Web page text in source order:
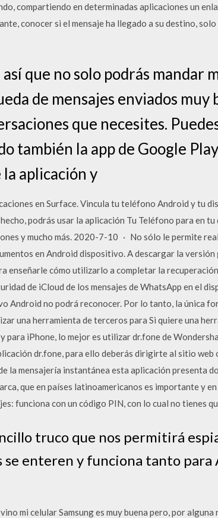
compartiendo en determinadas aplicaciones un
conocer si el mensaje ha llegado a su destino,
que no solo podrás mandar
de mensajes enviados muy
que necesites.
también la app de Google
aplicación y
en Surface. Vincula tu teléfono Android y tu
podrás usar la aplicación Tu Teléfono para en
y mucho más. 2020-7-10 · No sólo le permite
en Android dispositivo. A descargar la
enseñarle cómo utilizarlo a completar la
de iCloud de los mensajes de WhatsApp en el
Android no podrá reconocer. Por lo tanto, la única
una herramienta de terceros para Si quiere una
iPhone, lo mejor es utilizar dr.fone de
dr.fone, para ello deberás dirigirte al sitio
la mensajería instantánea esta aplicación presenta
que en países latinoamericanos es importante y
funciona con un código PIN, con lo cual no tienes
truco que nos permitirá
se enteren y funciona tanto
mi celular Samsung es muy buena pero, por